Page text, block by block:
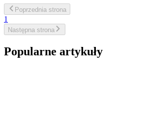
Poprzednia strona
1
Następna strona
Popularne artykuły